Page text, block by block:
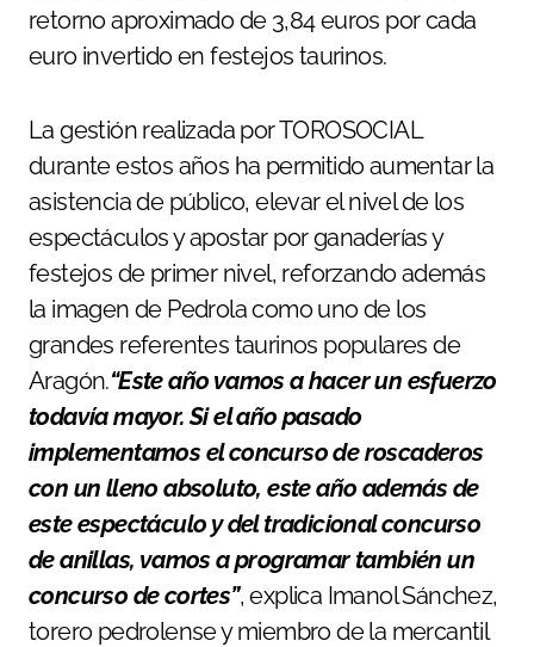
retorno aproximado de 3,84 euros por cada
euro invertido en festejos taurinos.
La gestión realizada por TOROSOCIAL
durante estos años ha permitido aumentar la
asistencia de público, elevar el nivel de los
espectáculos y apostar por ganaderías y
festejos de primer nivel, reforzando además
la imagen de Pedrola como uno de los
grandes referentes taurinos populares de
Aragón.“Este año vamos a hacer un esfuerzo
todavía mayor. Si el año pasado
implementamos el concurso de roscaderos
con un lleno absoluto, este año además de
este espectáculo y del tradicional concurso
de anillas, vamos a programar también un
concurso de cortes”, explica Imanol Sánchez,
torero pedrolense y miembro de la mercantil